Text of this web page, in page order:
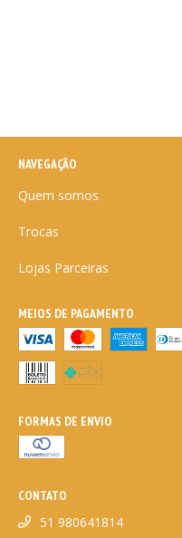
NAVEGAÇÃO
Quem somos
Trocas
Lojas Parceiras
MEIOS DE PAGAMENTO
FORMAS DE ENVIO
CONTATO
51 980641814